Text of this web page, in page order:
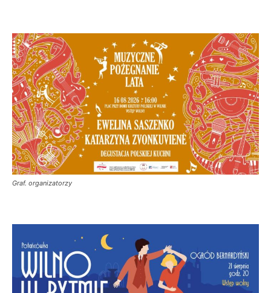
Graf. organizatorzy